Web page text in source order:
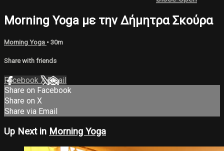
Morning Yoga με την Δήμητρα Σκούρα
Morning Yoga • 30m
Share with friends
Facebook XEmail
Share on Facebook
Share on X
Share via Email
Up Next in Morning Yoga